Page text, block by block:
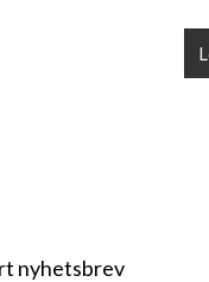
nyhetsbrev